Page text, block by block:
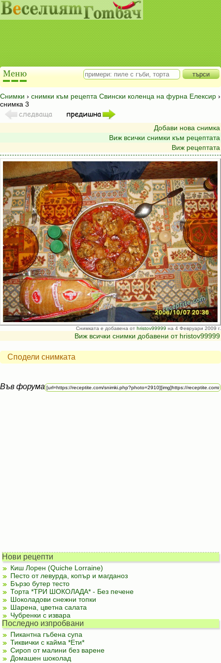
Снимки › снимки към рецепта Свински коленца на фурна Елексир ›
снимка 3
Добави нова снимка
Виж всички снимки към рецептата
Виж рецептата
Снимката е добавена от hristov99999 на 4 Февруари 2009 г.
Виж всички снимки добавени от hristov99999
Сподели снимката
Във форума
Нови рецепти
Киш Лорен (Quiche Lorraine)
Песто от левурда, копър и магданоз
Бързо бутер тесто
Торта *ТРИ ШОКОЛАДА* - Без печене
Шоколадови снежни топки
Шарена, цветна салата
Чубренки с извара
Последно изпробвани
Пикантна гъбена супа
Тиквички с кайма *Ети*
Сироп от малини без варене
Домашен шоколад